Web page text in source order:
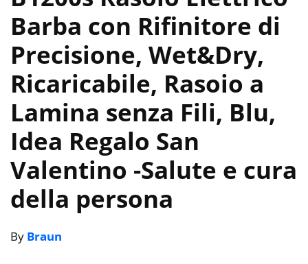
Barba con Rifinitore di
Precisione, Wet&Dry,
Ricaricabile, Rasoio a
Lamina senza Fili, Blu,
Idea Regalo San
Valentino -Salute e cura
della persona
By Braun